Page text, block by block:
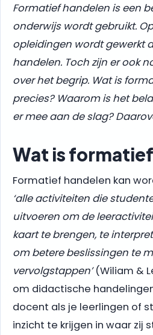
Formatief handelen is een
onderwijs wordt gebruikt.
opleidingen wordt gewerkt
handelen. Toch zijn er ook
over het begrip. Wat is
precies? Waarom is het
er mee aan de slag?
Wat is
Formatief handelen kan
‘alle activiteiten die
uitvoeren om de
kaart te brengen, te
om betere beslissingen te
vervolgstappen’(Wiliam &
om didactische
docent als je leerlingen of
inzicht te krijgen in waar zij